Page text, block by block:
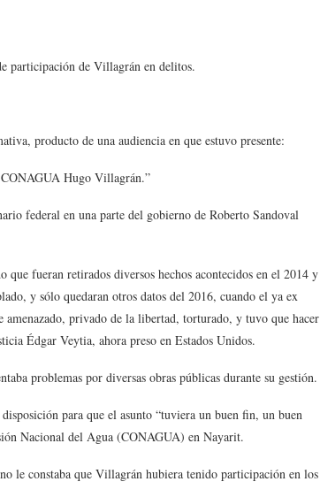
participación de Villagrán en delitos.
producto de una audiencia en que estuvo presente:
Hugo Villagrán.”
federal en una parte del gobierno de Roberto Sandoval
fueran retirados diversos hechos acontecidos en el 2014 y
y sólo quedaran otros datos del 2016, cuando el ya ex
privado de la libertad, torturado, y tuvo que hacer
Édgar Veytia, ahora preso en Estados Unidos.
problemas por diversas obras públicas durante su gestión.
para que el asunto “tuviera un buen fin, un buen
Nacional del Agua (CONAGUA) en Nayarit.
le constaba que Villagrán hubiera tenido participación en los